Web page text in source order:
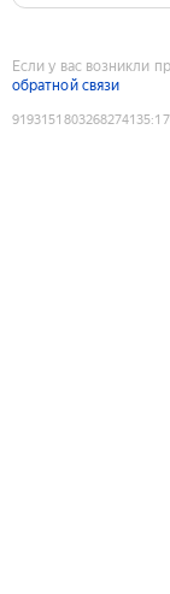
Если у вас возникли
обратной связи
9193151803268274135: